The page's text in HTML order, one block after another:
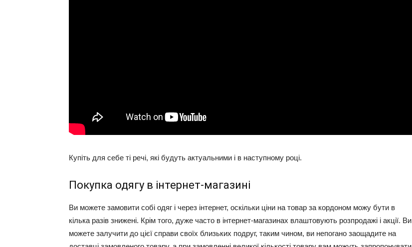
Купіть для себе ті речі, які будуть актуальними і в наступному році.
Покупка одягу в інтернет-магазині
Ви можете замовити собі одяг і через інтернет, оскільки ціни на товар за кордоном можу бути в
кілька разів знижені. Крім того, дуже часто в інтернет-магазинах влаштовують розпродажі і акції. Ви
можете залучити до цієї справи своїх близьких подруг, таким чином, ви непогано заощадите на